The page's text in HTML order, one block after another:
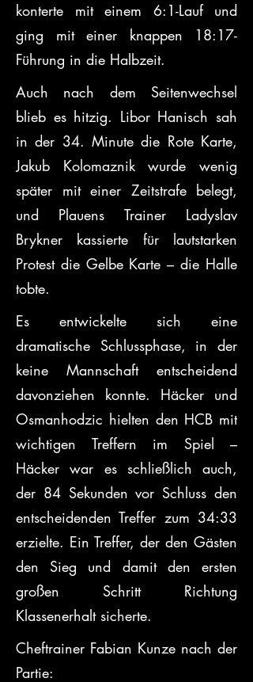
konterte mit einem 6:1-Lauf und
ging mit einer knappen 18:17-
Führung in die Halbzeit.
Auch nach dem Seitenwechsel
blieb es hitzig. Libor Hanisch sah
in der 34. Minute die Rote Karte,
Jakub Kolomaznik wurde wenig
später mit einer Zeitstrafe belegt,
und Plauens Trainer Ladyslav
Brykner kassierte für lautstarken
Protest die Gelbe Karte – die Halle
tobte.
Es entwickelte sich eine
dramatische Schlussphase, in der
keine Mannschaft entscheidend
davonziehen konnte. Häcker und
Osmanhodzic hielten den HCB mit
wichtigen Treffern im Spiel –
Häcker war es schließlich auch,
der 84 Sekunden vor Schluss den
entscheidenden Treffer zum 34:33
erzielte. Ein Treffer, der den Gästen
den Sieg und damit den ersten
großen Schritt Richtung
Klassenerhalt sicherte.
Cheftrainer Fabian Kunze nach der
Partie: